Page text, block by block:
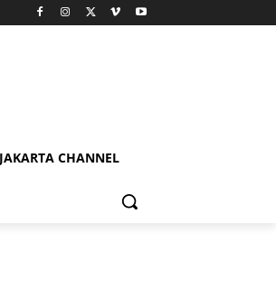
JAKARTA CHANNEL